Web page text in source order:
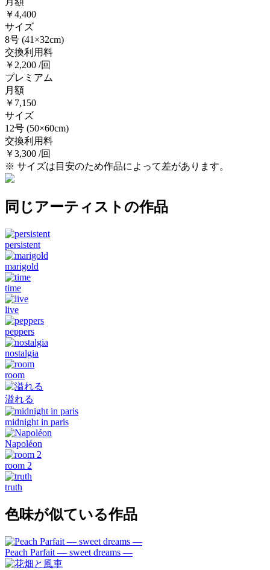
￥4,400
サイズ
8号 (41×32cm)
交換利用料
￥2,200 /回
プレミアム
月額
￥7,150
サイズ
12号 (50×60cm)
交換利用料
￥3,300 /回
※ サイズは目安のため作品によって差があります。
同じアーティストの作品
persistent
marigold
time
live
peppers
nostalgia
room
溢れる
midnight in paris
Napoléon
room 2
truth
色味が似ている作品
Peach Parfait ― sweet dreams ―